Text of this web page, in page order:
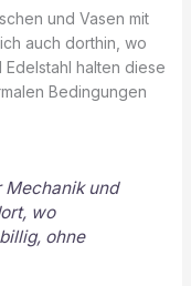
und Vasen mit
auch dorthin, wo
Edelstahl halten diese
Bedingungen
Mechanik und
wo
ohne